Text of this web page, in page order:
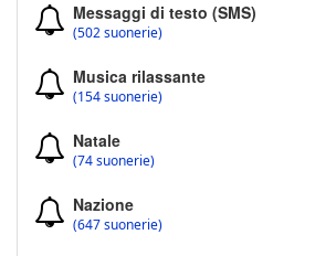
Messaggi di testo (SMS)
(502 suonerie)
Musica rilassante
(154 suonerie)
Natale
(74 suonerie)
Nazione
(647 suonerie)